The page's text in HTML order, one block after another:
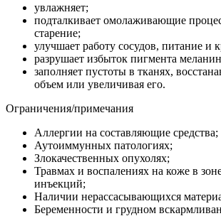
увлажняет;
подталкивает омолаживающие
старение;
улучшает работу сосудов, питание и
разрушает избыток пигмента
заполняет пустоты в тканях,
объем или увеличивая его.
Ограничения/примечания
Аллергии на составляющие средства;
Аутоиммунных патологиях;
Злокачественных опухолях;
Травмах и воспалениях на коже в
инъекций;
Наличии нерассасывающихся
Беременности и грудном